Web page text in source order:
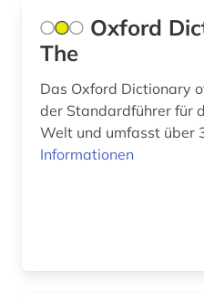
filmwissenschaft (3)
finnland (2)
firma (1)
frauenforschung (2)
Niedersachsen (2)
Polen (1)
Oxford
The
Das Oxford Dictionary
der Standardführer für
Welt und umfasst über
Informationen